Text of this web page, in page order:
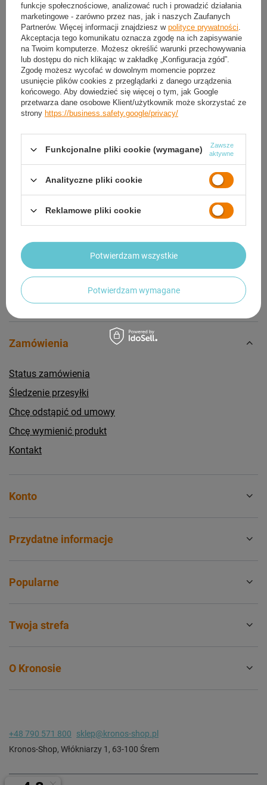
30dni na łatwy zwrot
Ten produkt nie jest dostępny w sklepie stacjonarnym
Bezpieczne zakupy
OPIS
SZCZEGÓŁOWE DANE
GWARANCJA
OPINIE (0)
Potrzebujesz pomocy? Masz pytania?
Zadaj pytanie a my odpowiemy niezwłocznie,
dla innych.
Zamówienia
Status zamówienia
Śledzenie przesyłki
Chcę odstąpić od umowy
Chcę wymienić produkt
Kontakt
Konto
Przydatne informacje
Popularne
Twoja strefa
O Kronosie
+48 790 571 800
sklep@kronos-shop.pl
Kronos-Shop, Włókniarzy 1 , 63-100 Śrem
funkcje społecznościowe, analizować ruch i prowadzić działania
marketingowe - zarówno przez nas, jak i naszych Zaufanych
Partnerów. Więcej informacji znajdziesz w polityce prywatności
Akceptacja tego komunikatu oznacza zgodę na ich zapisywanie
na Twoim komputerze. Możesz określić warunki przechowywania
lub dostępu do nich klikając w zakładkę „Konfiguracja zgód”.
Zgodę możesz wycofać w dowolnym momencie poprzez
usunięcie plików cookies z przeglądarki z danego urządzenia
końcowego. Aby dowiedzieć się więcej o tym, jak Google
przetwarza dane osobowe Klient/użytkownik może skorzystać ze
strony https://business.safety.google/privacy/
Funkcjonalne pliki cookie (wymagane)
Zawsze
aktywne
Analityczne pliki cookie
Reklamowe pliki cookie
Potwierdzam wymagane
Potwierdzam wszystkie